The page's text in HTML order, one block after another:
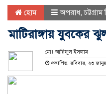
হোম অপরাধ,
মাটিরাঙ্গায় যুবকের
মোঃ আরিফুল ইসলাম
প্রকাশিত: রবিবার, ২৩